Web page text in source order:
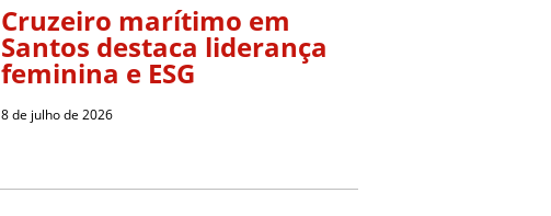
Cruzeiro marítimo em
Santos destaca liderança
feminina e ESG
8 de julho de 2026